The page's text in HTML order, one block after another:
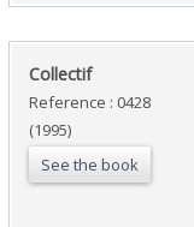
‎Collectif‎
Reference : 0428
(1995)
See the book